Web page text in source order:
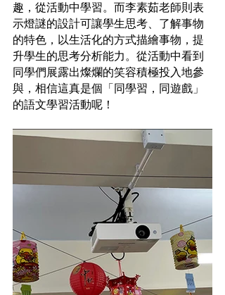
趣，從活動中學習。而李素茹老師則表
示燈謎的設計可讓學生思考、了解事物
的特色，以生活化的方式描繪事物，提
升學生的思考分析能力。從活動中看到
同學們展露出燦爛的笑容積極投入地參
與，相信這真是個「同學習，同遊戲」
的語文學習活動呢！